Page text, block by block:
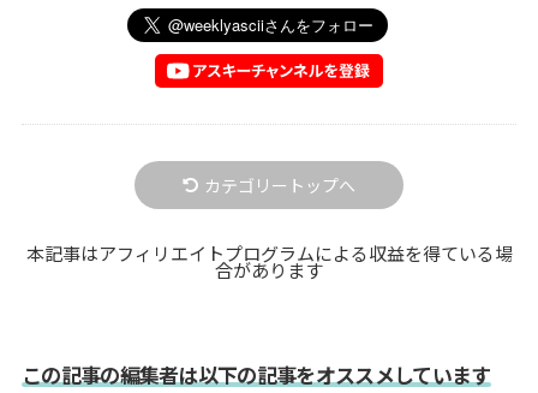
カテゴリートップへ
本記事はアフィリエイトプログラムによる収益を得ている場
合があります
この記事の編集者は以下の記事をオススメしています